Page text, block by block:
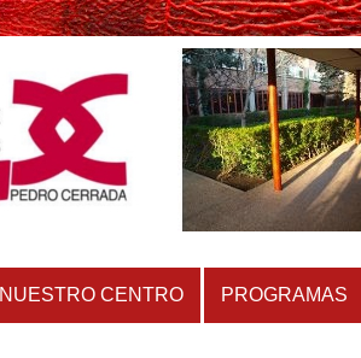
NUESTRO CENTRO PROGRAMAS